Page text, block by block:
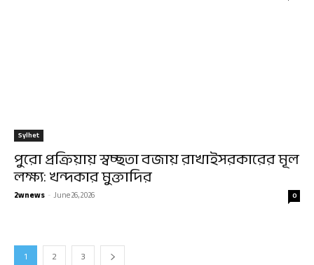
Sylhet
পুরো প্রক্রিয়ায় স্বচ্ছতা বজায় রাখাইসরকারের মূল
লক্ষ্য: খন্দকার মুক্তাদির
2wnews -June 26, 2026 0
1 2 3